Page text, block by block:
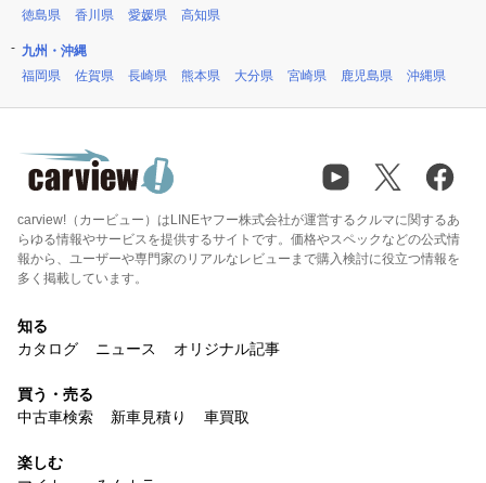
徳島県
香川県 愛媛県 高知県
九州・沖縄
福岡県
佐賀県 長崎県 熊本県 大分県 宮崎県 鹿児島県 沖縄県
carview!（カービュー）はLINEヤフー株式会社が運営するクルマに関するあ
らゆる情報やサービスを提供するサイトです。価格やスペックなどの公式情
報から、ユーザーや専門家のリアルなレビューまで購入検討に役立つ情報を
多く掲載しています。
知る
カタログ
ニュース オリジナル記事
買う・売る
中古車検索
新車見積り 車買取
楽しむ